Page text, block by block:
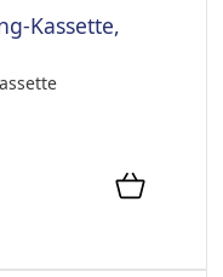
Kassette,